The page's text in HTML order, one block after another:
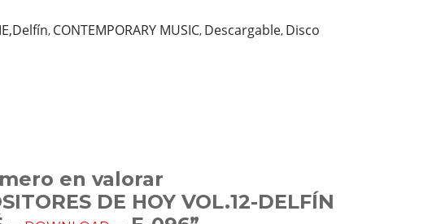
, CONTEMPORARY MUSIC, Descargable, Disco
en valorar
DE HOY VOL.12-DELFÍN